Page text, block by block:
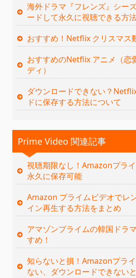
海外ドラマ『フレンズ』シー
ードして永久に視聴できる方
おすすめ！Netflix クリスマス
おすすめのNetflix アニメ（恋
ディ）
ダウンロードできない？
ドに保存する方法について
Prime Video 関連記事
視聴期限なし！Amazonプラ
永久に保存可能
Amazon プライムビデオでレ
イン再生する方法をまとめ
アマゾンプライムの韓国ドラ
すめ！
知らないと損！Amazonプラ
ない、ダウンロードできない